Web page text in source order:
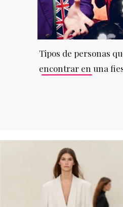
Tipos de personas
encontrar en una